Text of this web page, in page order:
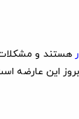
هستند و